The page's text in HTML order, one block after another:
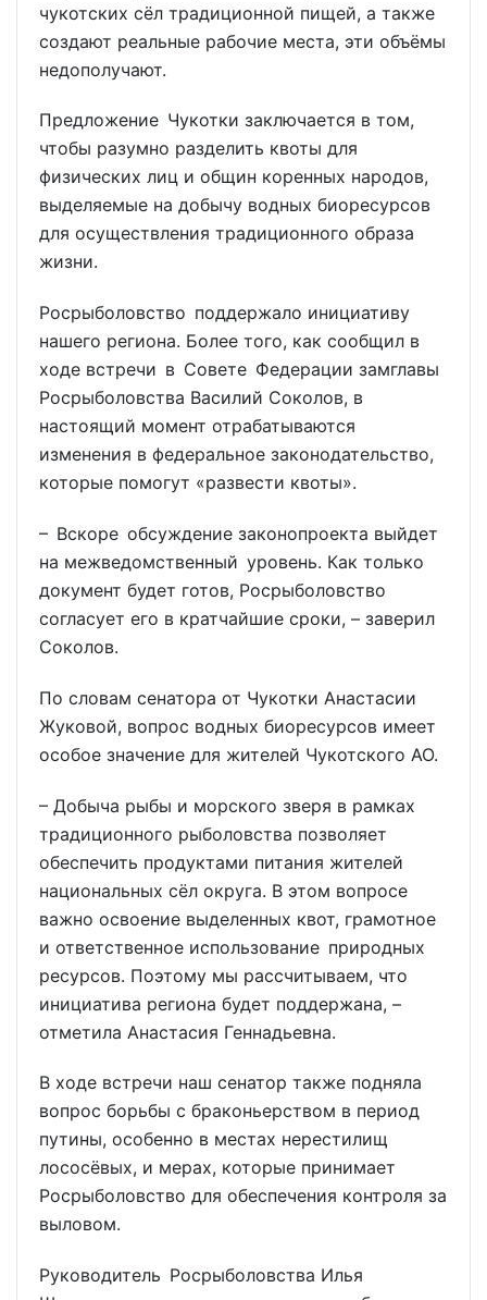
чукотских сёл традиционной пищей, а также
создают реальные рабочие места, эти объёмы
недополучают.
Предложение Чукотки заключается в том,
чтобы разумно разделить квоты для
физических лиц и общин коренных народов,
выделяемые на добычу водных биоресурсов
для осуществления традиционного образа
жизни.
Росрыболовство поддержало инициативу
нашего региона. Более того, как сообщил в
ходе встречи в Совете Федерации замглавы
Росрыболовства Василий Соколов, в
настоящий момент отрабатываются
изменения в федеральное законодательство,
которые помогут «развести квоты».
– Вскоре обсуждение законопроекта выйдет
на межведомственный уровень. Как только
документ будет готов, Росрыболовство
согласует его в кратчайшие сроки, – заверил
Соколов.
По словам сенатора от Чукотки Анастасии
Жуковой, вопрос водных биоресурсов имеет
особое значение для жителей Чукотского АО.
– Добыча рыбы и морского зверя в рамках
традиционного рыболовства позволяет
обеспечить продуктами питания жителей
национальных сёл округа. В этом вопросе
важно освоение выделенных квот, грамотное
и ответственное использование природных
ресурсов. Поэтому мы рассчитываем, что
инициатива региона будет поддержана, –
отметила Анастасия Геннадьевна.
В ходе встречи наш сенатор также подняла
вопрос борьбы с браконьерством в период
путины, особенно в местах нерестилищ
лососёвых, и мерах, которые принимает
Росрыболовство для обеспечения контроля за
выловом.
Руководитель Росрыболовства Илья